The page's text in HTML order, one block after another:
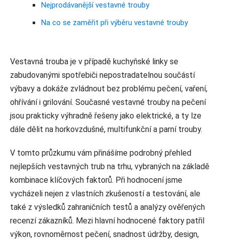
Nejprodávanější vestavné trouby
Na co se zaměřit při výběru vestavné trouby
Vestavná trouba je v případě kuchyňské linky se
zabudovanými spotřebiči nepostradatelnou součástí
výbavy a dokáže zvládnout bez problému pečení, vaření,
ohřívání i grilování. Současné vestavné trouby na pečení
jsou prakticky výhradně řešeny jako elektrické, a ty lze
dále dělit na horkovzdušné, multifunkční a parní trouby.
V tomto průzkumu vám přinášíme podrobný přehled
nejlepších vestavných trub na trhu, vybraných na základě
kombinace klíčových faktorů. Při hodnocení jsme
vycházeli nejen z vlastních zkušeností a testování, ale
také z výsledků zahraničních testů a analýzy ověřených
recenzí zákazníků. Mezi hlavní hodnocené faktory patřil
výkon, rovnoměrnost pečení, snadnost údržby, design,